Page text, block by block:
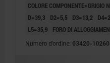
COLORE COMPONENTE=GRIGIO
D=39,3
D2=5,5 D3=13,2
L5=35,9
FORO DI
Numero d’ordine: 03420-